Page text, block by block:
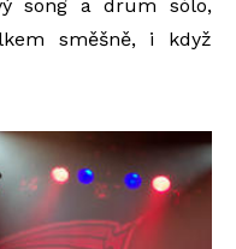
song a drum sólo,
směšně, i když